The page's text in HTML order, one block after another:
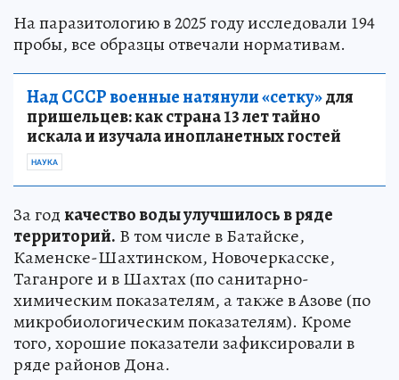
На паразитологию в 2025 году исследовали 194
пробы, все образцы отвечали нормативам.
Над СССР военные натянули «сетку»для
пришельцев: как страна 13 лет тайно
искала и изучала инопланетных гостей
НАУКА
За годкачество воды улучшилось в ряде
территорий. В том числе в Батайске,
Каменске-Шахтинском, Новочеркасске,
Таганроге и в Шахтах (по санитарно-
химическим показателям, а также в Азове (по
микробиологическим показателям). Кроме
того, хорошие показатели зафиксировали в
ряде районов Дона.